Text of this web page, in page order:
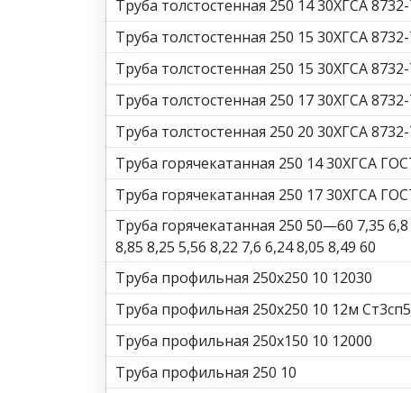
Труба толстостенная 250 14 30ХГСА
Труба толстостенная 250 15 30ХГСА
Труба толстостенная 250 15 30ХГСА
Труба толстостенная 250 17 30ХГСА
Труба толстостенная 250 20 30ХГСА
Труба горячекатанная 250 14 30ХГСА
Труба горячекатанная 250 17 30ХГСА
Труба горячекатанная 250 50—60 7,35 6,8
8,85 8,25 5,56 8,22 7,6 6,24 8,05 8,49 60
Труба профильная 250х250 10 12030
Труба профильная 250х250 10 12м Ст3сп5
Труба профильная 250х150 10 12000
Труба профильная 250 10